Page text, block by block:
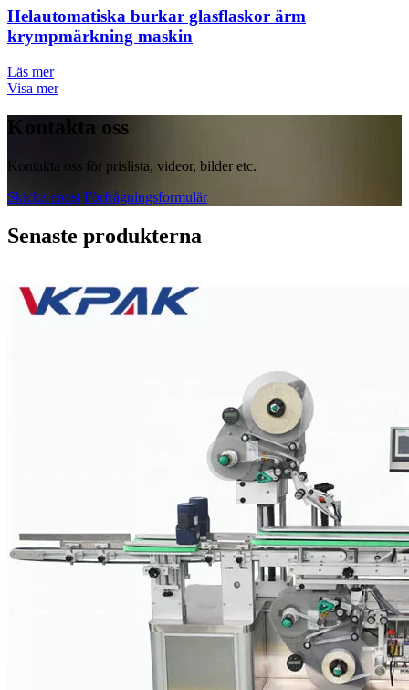
Helautomatiska burkar glasflaskor ärm
krympmärkning maskin
Läs mer
Visa mer
Kontakta oss
Kontakta oss för prislista, videor, bilder etc.
Skicka epost Förfrågningsformulär
Senaste produkterna